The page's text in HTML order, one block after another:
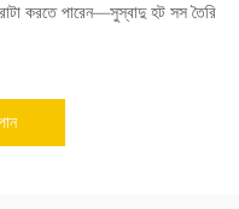
করতে পারেন—সুস্বাদু হট সস তৈরি